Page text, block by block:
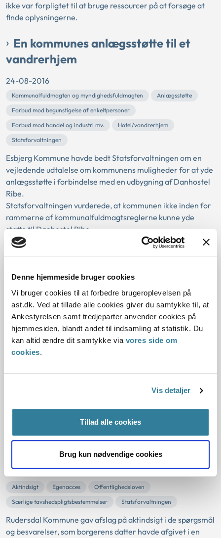
Denne hjemmeside bruger cookies
Vi bruger cookies til at forbedre brugeroplevelsen på
ast.dk. Ved at tillade alle cookies giver du samtykke til, at
Ankestyrelsen samt tredjeparter anvender cookies på
hjemmesiden, blandt andet til indsamling af statistik. Du
kan altid ændre dit samtykke via vores side om
cookies.
Vis detaljer
Tillad alle cookies
Brug kun nødvendige cookies
ikke var forpligtet til at bruge ressourcer på at forsøge at
finde oplysningerne.
En kommunes anlægsstøtte til et
vandrerhjem
24-08-2016
Kommunalfuldmagten og myndighedsfuldmagten
Anlægsstøtte
Forbud mod begunstigelse af enkeltpersoner
Forbud mod handel og industri mv.
Hotel/vandrerhjem
Statsforvaltningen
Esbjerg Kommune havde bedt Statsforvaltningen om en
vejledende udtalelse om kommunens muligheder for at yde
anlægsstøtte i forbindelse med en udbygning af Danhostel
Ribe.
Statsforvaltningen vurderede, at kommunen ikke inden for
rammerne af kommunalfuldmagtsreglerne kunne yde
støtte til Danhostel Ribe.
Statsforvaltningen vurderede, at Danhostel...
kommune til kommunal selvstyrehavn
09-08-2016
Aktindsigt Eksisterende akter Interne dokumenter
Notatpligt
Offentlighedsloven
Aarhus Kommune gav afslag på aktindsigt i et notat, der var
mente, at det var et internt dokument.
Statsforvaltningen vurderede, at en selvstyrehavn ikke er
dokumentet efter afgivelsen ikke længere var omfattet af
offentlighedslovens regler om int...
Afslag på aktindsigt i nationale test
05-08-2016
Aktindsigt Egenacces
Offentlighedsloven
Særlige tavshedspligtsbestemmelser
Statsforvaltningen
Rudersdal Kommune gav afslag på aktindsigt i de spørgsmål
og besvarelser, som borgerens datter havde afgivet i en